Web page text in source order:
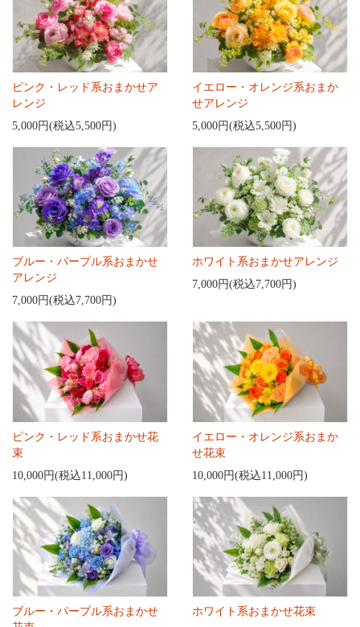
ピンク・レッド系おまかせア
レンジ
5,000円(税込5,500円)
イエロー・オレンジ系おまか
せアレンジ
5,000円(税込5,500円)
ブルー・パープル系おまかせ
アレンジ
7,000円(税込7,700円)
ホワイト系おまかせアレンジ
7,000円(税込7,700円)
ピンク・レッド系おまかせ花
束
10,000円(税込11,000円)
イエロー・オレンジ系おまか
せ花束
10,000円(税込11,000円)
ブルー・パープル系おまかせ
ホワイト系おまかせ花束